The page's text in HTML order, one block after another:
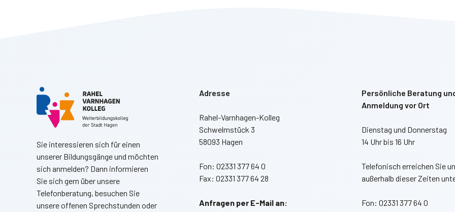
Sie interessieren sich für einen
unserer Bildungsgänge und möchten
sich anmelden? Dann informieren
Sie sich gern über unsere
Telefonberatung, besuchen Sie
unsere offenen Sprechstunden oder
Adresse
Rahel-Varnhagen-Kolleg
Schwelmstück 3
58093 Hagen
Fon: 02331 377 64 0
Fax: 02331 377 64 28
Anfragen per E-Mail an:
Persönliche Beratung
Anmeldung vor Ort
Dienstag und Donnerstag
14 Uhr bis 16 Uhr
Telefonisch erreichen Sie
außerhalb dieser Zeiten
Fon: 02331 377 64 0